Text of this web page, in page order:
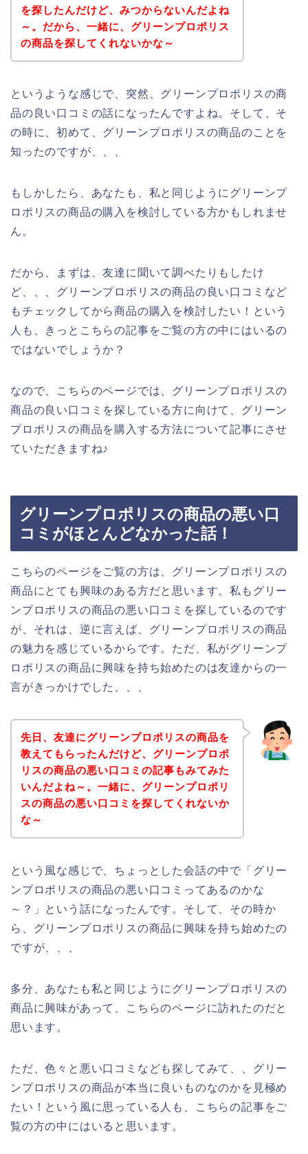
を探したんだけど、みつからないんだよね
～。だから、一緒に、グリーンプロポリス
の商品を探してくれないかな～
というような感じで、突然、グリーンプロポリスの商
品の良い口コミの話になったんですよね。そして、そ
の時に、初めて、グリーンプロポリスの商品のことを
知ったのですが、、、
もしかしたら、あなたも、私と同じようにグリーンプ
ロポリスの商品の購入を検討している方かもしれませ
ん。
だから、まずは、友達に聞いて調べたりもしたけ
ど、、、グリーンプロポリスの商品の良い口コミなど
もチェックしてから商品の購入を検討したい！という
人も、きっとこちらの記事をご覧の方の中にはいるの
ではないでしょうか？
なので、こちらのページでは、グリーンプロポリスの
商品の良い口コミを探している方に向けて、グリーン
プロポリスの商品を購入する方法について記事にさせ
ていただきますね♪
グリーンプロポリスの商品の悪い口
コミがほとんどなかった話！
こちらのページをご覧の方は、グリーンプロポリスの
商品にとても興味のある方だと思います。私もグリー
ンプロポリスの商品の悪い口コミを探しているのです
が、それは、逆に言えば、グリーンプロポリスの商品
の魅力を感じているからです。ただ、私がグリーンプ
ロポリスの商品に興味を持ち始めたのは友達からの一
言がきっかけでした、、、
先日、友達にグリーンプロポリスの商品を
教えてもらったんだけど、グリーンプロポ
リスの商品の悪い口コミの記事もみてみた
いんだよね～。一緒に、グリーンプロポリ
スの商品の悪い口コミを探してくれないか
な～
という風な感じで、ちょっとした会話の中で「グリー
ンプロポリスの商品の悪い口コミってあるのかな
～？」という話になったんです。そして、その時か
ら、グリーンプロポリスの商品に興味を持ち始めたの
ですが、、、
多分、あなたも私と同じようにグリーンプロポリスの
商品に興味があって、こちらのページに訪れたのだと
思います。
ただ、色々と悪い口コミなども探してみて、、グリー
ンプロポリスの商品が本当に良いものなのかを見極め
たい！という風に思っている人も、こちらの記事をご
覧の方の中にはいると思います。